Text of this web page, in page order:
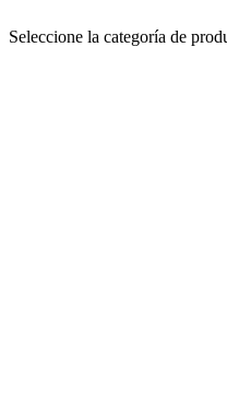
Seleccione la categoría de